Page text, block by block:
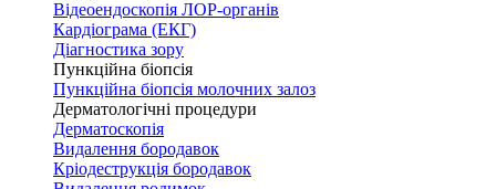
Відеоендоскопія ЛОР-органів
Кардіограма (ЕКГ)
Діагностика зору
Пункційна біопсія
Пункційна біопсія молочних залоз
Дерматологічні процедури
Дерматоскопія
Видалення бородавок
Кріодеструкція бородавок